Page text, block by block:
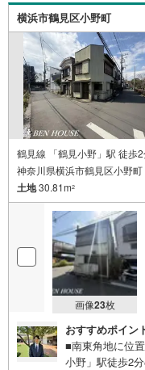
横浜市鶴見区小野町
鶴見線 「鶴見小野」駅 徒歩
神奈川県横浜市鶴見区小野町
土地30.81m2
画像23枚
おすすめポイン
■南東角地に位
小野」駅徒歩2